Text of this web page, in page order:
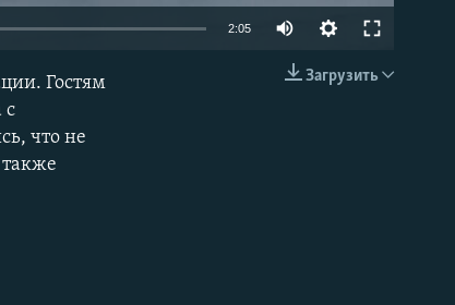
EMBED
2:05
Загрузить
Гостям
с
что не